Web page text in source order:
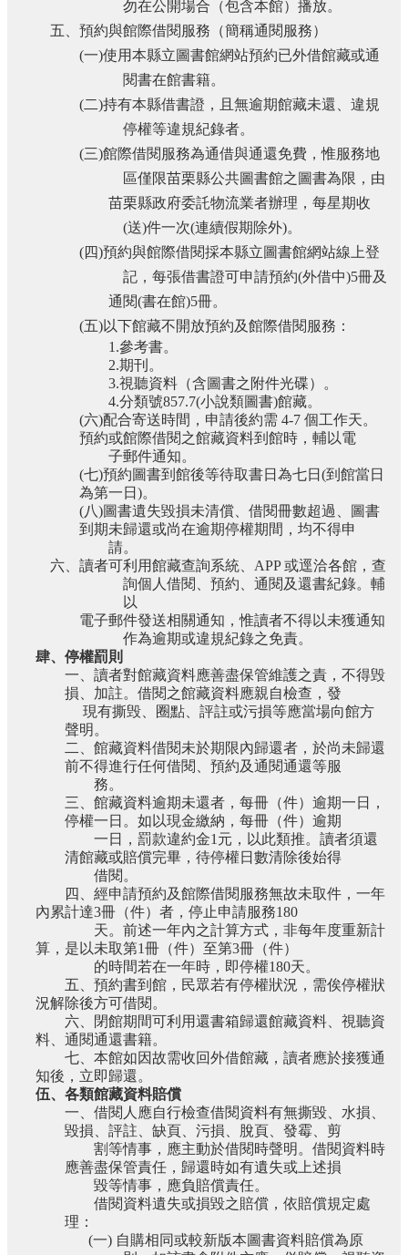
勿在公開場合（包含本館）播放。
五、預約與館際借閱服務（簡稱通閱服務）
(一)使用本縣立圖書館網站預約已外借館藏或通
閱書在館書籍。
(二)持有本縣借書證，且無逾期館藏未還、違規
停權等違規紀錄者。
(三)館際借閱服務為通借與通還免費，惟服務地
區僅限苗栗縣公共圖書館之圖書為限，由
苗栗縣政府委託物流業者辦理，每星期收
(送)件一次(連續假期除外)。
(四)預約與館際借閱採本縣立圖書館網站線上登
記，每張借書證可申請預約(外借中)5冊及
通閱(書在館)5冊。
(五)以下館藏不開放預約及館際借閱服務：
1.參考書。
2.期刊。
3.視聽資料（含圖書之附件光碟）。
4.分類號857.7(小說類圖書)館藏。
(六)配合寄送時間，申請後約需 4-7 個工作天。
預約或館際借閱之館藏資料到館時，輔以電
子郵件通知。
(七)預約圖書到館後等待取書日為七日 (到館當日
為第一日 )。
(八)圖書遺失毀損未清償、借閱冊數超過、圖書
到期未歸還或尚在逾期停權期間，均不得申
請。
六、讀者可利用館藏查詢系統、 APP或逕洽各館，查
詢個人借閱、預約、通閱及還書紀錄。輔
以
電子郵件發送相關通知，惟讀者不得以未獲通知
作為逾期或違規紀錄之免責。
肆、停權罰則
一、讀者對館藏資料應善盡保管維護之責，不得毁
損、加註。借閱之館藏資料應親自檢查，發
現有撕毁、圈點、評註或污損等應當場向館方
聲明。
二、館藏資料借閱未於期限內歸還者，於尚未歸還
前不得進行任何借閱、預約及通閱通還等服
務。
三、館藏資料逾期未還者，每冊（件）逾期一日，
停權一日。如以現金繳納，每冊（件）逾期
一日，罰款違約金1 元，以此類推。讀者須還
清館藏或賠償完畢，待停權日數清除後始得
借閱。
四、經申請預約及館際借閱服務無故未取件，一年
內累計達3冊（件）者，停止申請服務180
天。前述一年內之計算方式，非每年度重新計
算，是以未取第1冊（件）至第3冊（件）
的時間若在一年時，即停權180天。
五、預約書到館，民眾若有停權狀況，需俟停權狀
況解除後方可借閱。
六、閉館期間可利用還書箱歸還館藏資料、視聽資
料、通閱通還書籍。
七、本館如因故需收回外借館藏，讀者應於接獲通
知後，立即歸還。
伍、各類館藏資料賠償
一、借閱人應自行檢查借閱資料有無撕毀、水損、
毀損、評註、缺頁、污損、脫頁、發霉、剪
割等情事，應主動於借閱時聲明。借閱資料時
應善盡保管責任，歸還時如有遺失或上述損
毀等情事，應負賠償責任。
借閱資料遺失或損毀之賠償，依賠償規定處
理：
(一) 自購相同或較新版本圖書資料賠償為原